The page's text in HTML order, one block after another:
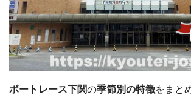
ボートレース下関の季節別の特徴をまと